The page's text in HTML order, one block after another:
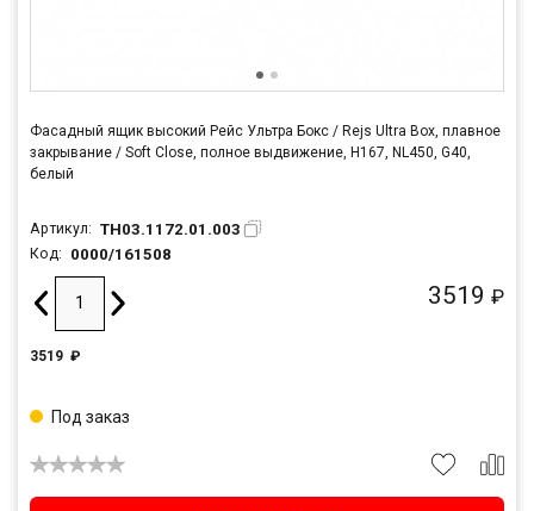
Фасадный ящик высокий Рейс Ультра Бокс / Rejs Ultra Box, плавное
закрывание / Soft Close, полное выдвижение, H167, NL450, G40,
белый
Артикул: TH03.1172.01.003
Код: 0000/161508
3519 ₽
3519 ₽
Под заказ